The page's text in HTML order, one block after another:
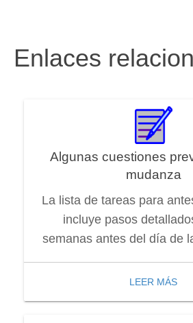
Enlaces
Algunas cuestiones
mudanza
La lista de tareas para
incluye pasos
semanas antes del día de
LEER MÁS